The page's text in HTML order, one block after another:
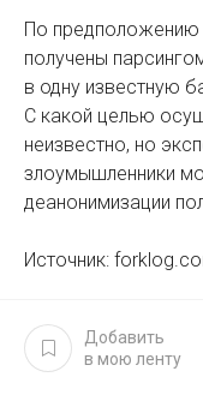
По предположению
получены
в одну известную
С какой целью
неизвестно, но
злоумышленники
деанонимизации
Источник:
Добавить
в мою ленту